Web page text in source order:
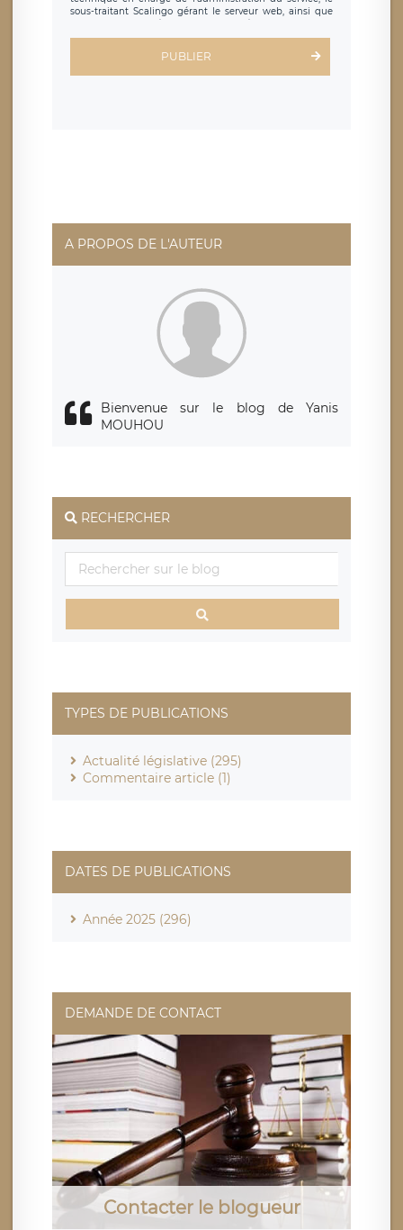
sous-traitant Scalingo gérant le serveur web, ainsi que
toute personne légalement autorisée. Le formulaire
d’inscription est hébergé sur un serveur hébergé par
clauses de
protection conformes au RGPD
. Les données collectées
sont conservées jusqu’à ce que l’Internaute en sollicite la
rue Léopold Sédar Senghor, joignable à l’adresse mail :
responsabledetraitement@legavox.fr. Vous avez
également le droit d’introduire une réclamation auprès
d’une autorité de contrôle.
PUBLIER
A PROPOS DE L'AUTEUR
Bienvenue sur le blog de Yanis
MOUHOU
RECHERCHER
TYPES DE PUBLICATIONS
Actualité législative (295)
Commentaire article (1)
DATES DE PUBLICATIONS
Année 2025 (296)
DEMANDE DE CONTACT
Contacter le blogueur